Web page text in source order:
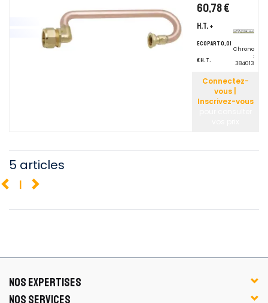
60,78 €
H.T. +
ecopart 0,01
€ H.T.
Chrono
:
384013
Connectez-
vous |
Inscrivez-vous
5 articles
1
NOS EXPERTISES
NOS SERVICES